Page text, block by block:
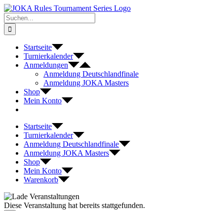
Zum
Inhalt
springen
Suche
nach:
Startseite
Turnierkalender
Anmeldungen
Anmeldung Deutschlandfinale
Anmeldung JOKA Masters
Shop
Mein Konto
Startseite
Turnierkalender
Anmeldung Deutschlandfinale
Anmeldung JOKA Masters
Shop
Mein Konto
Warenkorb
Diese Veranstaltung hat bereits stattgefunden.